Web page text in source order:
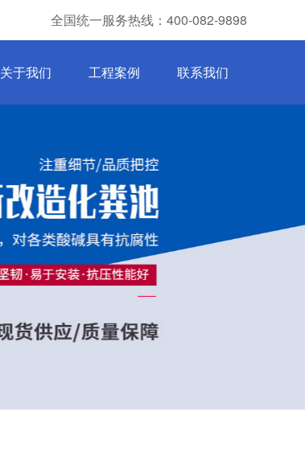
全国统一服务热线：400-082-9898
关于我们 工程案例 联系我们